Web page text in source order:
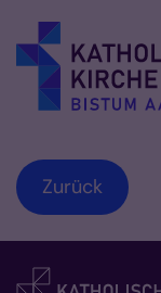
Zurück